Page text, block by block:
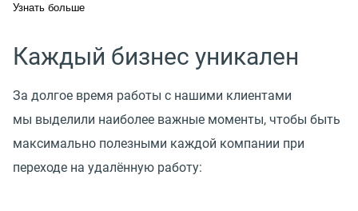
Узнать больше
Каждый бизнес уникален
За долгое время работы с нашими клиентами
мы выделили наиболее важные моменты, чтобы быть
максимально полезными каждой компании при
переходе на удалённую работу: